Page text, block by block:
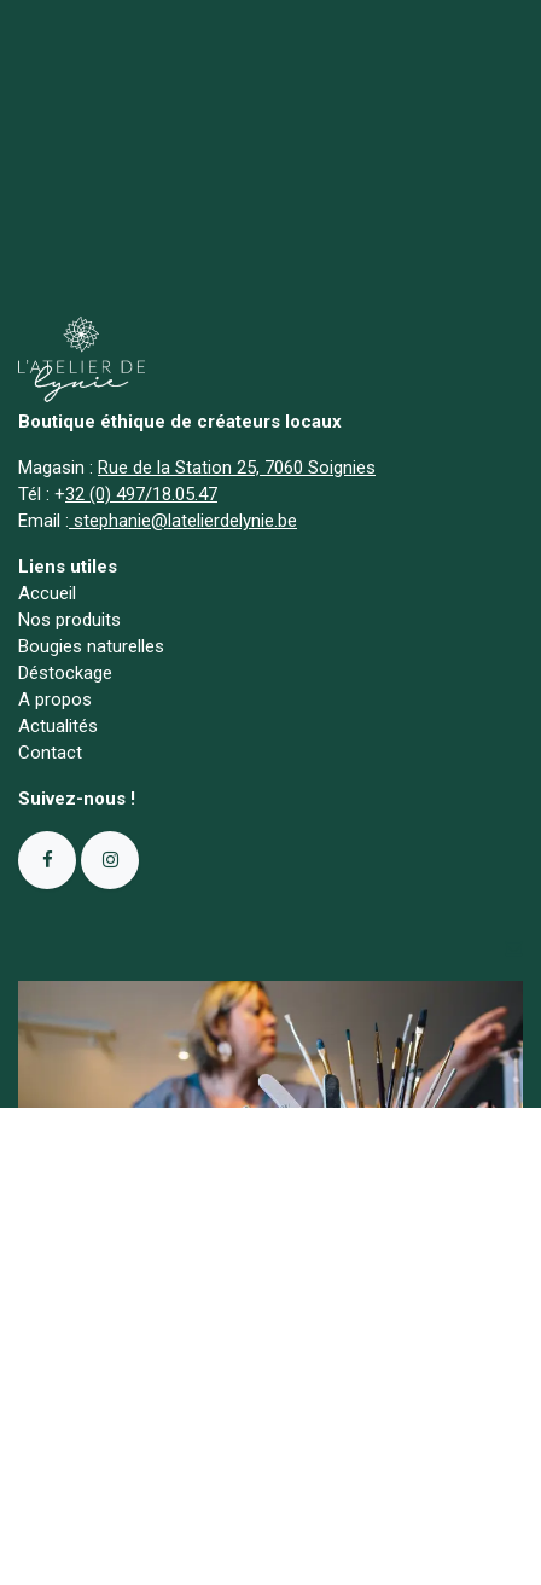
Boutique éthique de créateurs locaux
Magasin : Rue de la Station 25, 7060 Soignies
Tél : +32 (0) 497/18.05.47
Email : stephanie@latelierdelynie.be
Liens utiles
Accueil
Nos produits
Bougies naturelles
Déstockage
A propos
Actualités
Contact
Suivez-nous !